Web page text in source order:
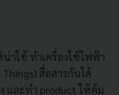
น่าใช้ ทำเครื่องใช้ไฟฟ้า
สื่อสารกันได้
และทำ product ให้คุ้ม